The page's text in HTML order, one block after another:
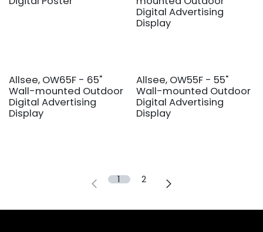
Digital Advertising
Display
Allsee, OW65F - 65"
Wall-mounted Outdoor
Digital Advertising
Display
Allsee, OW55F - 55"
Wall-mounted Outdoor
Digital Advertising
Display
1 2